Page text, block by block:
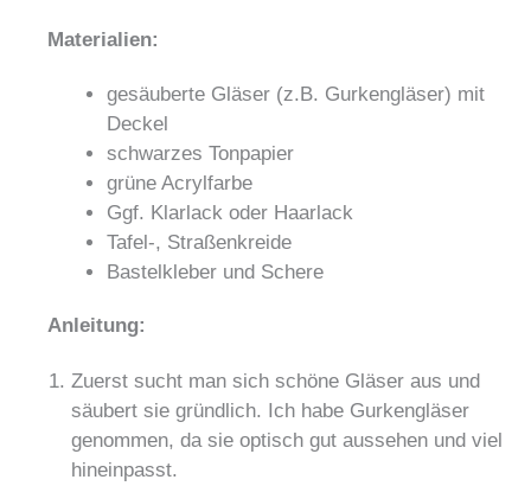
Materialien:
gesäuberte Gläser (z.B. Gurkengläser) mit
Deckel
schwarzes Tonpapier
grüne Acrylfarbe
Ggf. Klarlack oder Haarlack
Tafel-, Straßenkreide
Bastelkleber und Schere
Anleitung:
Zuerst sucht man sich schöne Gläser aus und
säubert sie gründlich. Ich habe Gurkengläser
genommen, da sie optisch gut aussehen und viel
hineinpasst.